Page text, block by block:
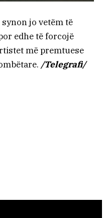
jo vetëm të
edhe të forcojë
më premtuese
/Telegrafi/